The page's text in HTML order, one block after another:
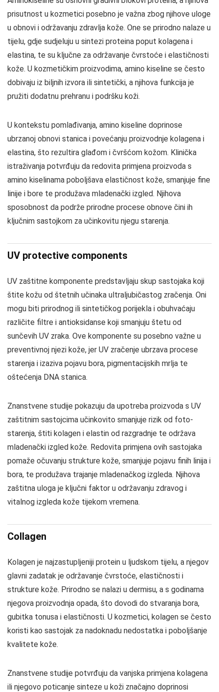
prisutnost u kozmetici posebno je važna zbog njihove uloge
u obnovi i održavanju zdravlja kože. One se prirodno nalaze u
tijelu, gdje sudjeluju u sintezi proteina poput kolagena i
elastina, te su ključne za održavanje čvrstoće i elastičnosti
kože. U kozmetičkim proizvodima, amino kiseline se često
dobivaju iz biljnih izvora ili sintetički, a njihova funkcija je
pružiti dodatnu prehranu i podršku koži.
U kontekstu pomlađivanja, amino kiseline doprinose
ubrzanoj obnovi stanica i povećanju proizvodnje kolagena i
elastina, što rezultira glađom i čvršćom kožom. Klinička
istraživanja potvrđuju da redovita primjena proizvoda s
amino kiselinama poboljšava elastičnost kože, smanjuje fine
linije i bore te produžava mladenački izgled. Njihova
sposobnost da podrže prirodne procese obnove čini ih
ključnim sastojkom za učinkovitu njegu starenja.
UV protective components
UV zaštitne komponente predstavljaju skup sastojaka koji
štite kožu od štetnih učinaka ultraljubičastog zračenja. Oni
mogu biti prirodnog ili sintetičkog porijekla i obuhvaćaju
različite filtre i antioksidanse koji smanjuju štetu od
sunčevih UV zraka. Ove komponente su posebno važne u
preventivnoj njezi kože, jer UV zračenje ubrzava procese
starenja i izaziva pojavu bora, pigmentacijskih mrlja te
oštećenja DNA stanica.
Znanstvene studije pokazuju da upotreba proizvoda s UV
zaštitnim sastojcima učinkovito smanjuje rizik od foto-
starenja, štiti kolagen i elastin od razgradnje te održava
mladenački izgled kože. Redovita primjena ovih sastojaka
pomaže očuvanju strukture kože, smanjuje pojavu finih linija i
bora, te produžava trajanje mladenačkog izgleda. Njihova
zaštitna uloga je ključni faktor u održavanju zdravog i
vitalnog izgleda kože tijekom vremena.
Collagen
Kolagen je najzastupljeniji protein u ljudskom tijelu, a njegov
glavni zadatak je održavanje čvrstoće, elastičnosti i
strukture kože. Prirodno se nalazi u dermisu, a s godinama
njegova proizvodnja opada, što dovodi do stvaranja bora,
gubitka tonusa i elastičnosti. U kozmetici, kolagen se često
koristi kao sastojak za nadoknadu nedostatka i poboljšanje
kvalitete kože.
Znanstvene studije potvrđuju da vanjska primjena kolagena
ili njegovo poticanje sinteze u koži značajno doprinosi